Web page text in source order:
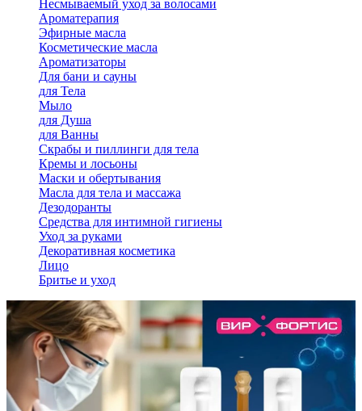
Несмываемый уход за волосами
Ароматерапия
Эфирные масла
Косметические масла
Ароматизаторы
Для бани и сауны
для Тела
Мыло
для Душа
для Ванны
Скрабы и пиллинги для тела
Кремы и лосьоны
Маски и обертывания
Масла для тела и массажа
Дезодоранты
Средства для интимной гигиены
Уход за руками
Декоративная косметика
Лицо
Бритье и уход